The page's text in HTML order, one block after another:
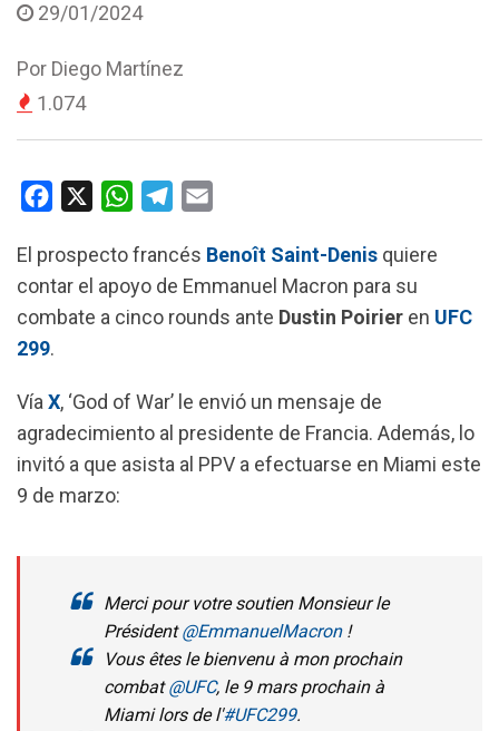
29/01/2024
Por Diego Martínez
1.074
c
e
b
o
k
W
a
t
s
p
l
e
g
m
a
i
l
El prospecto francés Benoît Saint-Denis quiere
contar el apoyo de Emmanuel Macron para su
combate a cinco rounds ante Dustin Poirier en UFC
299.
VíaX, ‘God of War’ le envió un mensaje de
agradecimiento al presidente de Francia. Además, lo
invitó a que asista al PPV a efectuarse en Miami este
9 de marzo:
Merci pour votre soutien Monsieur le
Président@EmmanuelMacron!
Vous êtes le bienvenu à mon prochain
combat@UFC, le 9 mars prochain à
Miami lors de l'#UFC299.